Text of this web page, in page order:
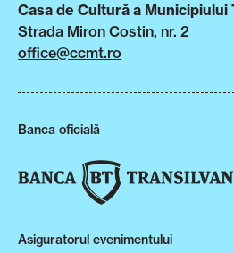
Casa de Cultură a Municipiului
Strada Miron Costin, nr. 2
office@ccmt.ro
Banca oficială
Asiguratorul evenimentului